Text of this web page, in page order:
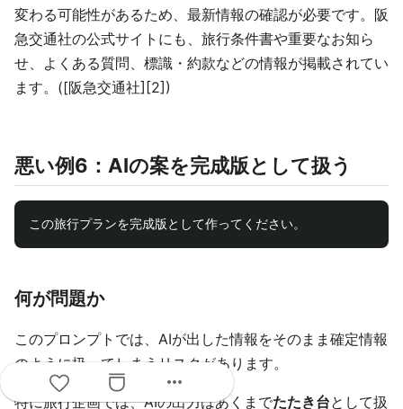
変わる可能性があるため、最新情報の確認が必要です。阪
急交通社の公式サイトにも、旅行条件書や重要なお知ら
せ、よくある質問、標識・約款などの情報が掲載されてい
ます。([阪急交通社][2])
悪い例6：AIの案を完成版として扱う
何が問題か
このプロンプトでは、AIが出した情報をそのまま確定情報
のように扱ってしまうリスクがあります。
特に旅行企画では、AIの出力はあくまでたたき台として扱
more_horiz